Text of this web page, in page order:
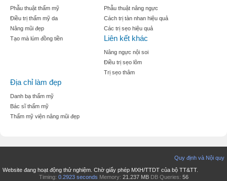
Phẫu thuật thẩm mỹ
Điều trị thẩm mỹ da
Nâng mũi đẹp
Tạo mà lúm đồng tiền
Phẫu thuật nâng ngực
Cách trị tàn nhan hiệu quả
Các trị sẹo hiệu quả
Liên kết khác
Nâng ngực nội soi
Điều trị sẹo lõm
Trị sẹo thâm
Địa chỉ làm đẹp
Danh bạ thẩm mỹ
Bác sĩ thẩm mỹ
Thẩm mỹ viện nâng mũi đẹp
Quy định và Nội quy
Website đang hoạt động thử nghiệm. Chờ giấy phép MXH/TTDT của bộ TT&TT.
Timing: 0.2923 seconds Memory: 21.237 MB DB Queries: 56